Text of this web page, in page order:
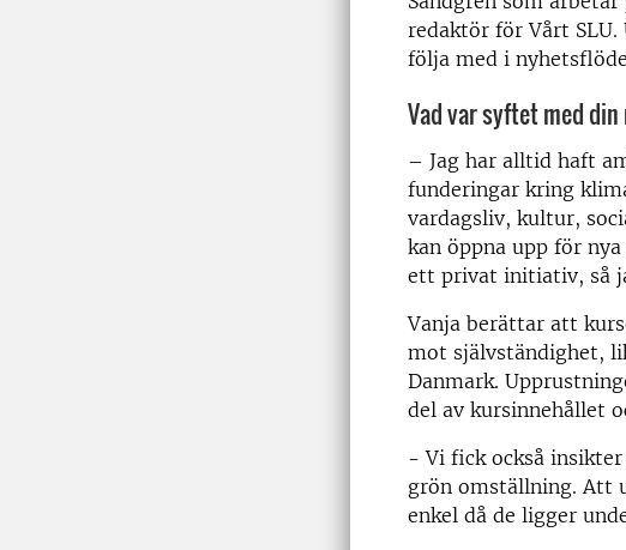
redaktör för Vårt SLU.
följa med i
Vad var syftet med din
– Jag har alltid haft
funderingar kring
vardagsliv, kultur,
kan öppna upp för
ett privat initiativ, så
Vanja berättar att
mot självständighet,
Danmark.
del av kursinnehållet
- Vi fick också
grön omställning. Att
enkel då de ligger